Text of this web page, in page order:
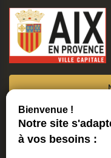
Suivre